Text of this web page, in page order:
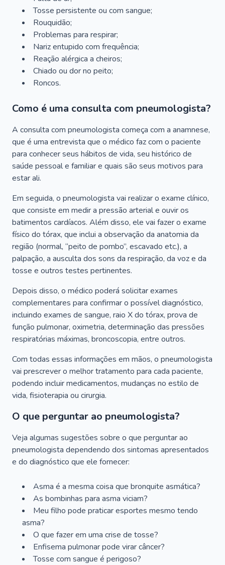
Tosse persistente ou com sangue;
Rouquidão;
Problemas para respirar;
Nariz entupido com frequência;
Reação alérgica a cheiros;
Chiado ou dor no peito;
Roncos.
Como é uma consulta com pneumologista?
A consulta com pneumologista começa com a anamnese,
que é uma entrevista que o médico faz com o paciente
para conhecer seus hábitos de vida, seu histórico de
saúde pessoal e familiar e quais são seus motivos para
estar ali.
Em seguida, o pneumologista vai realizar o exame clínico,
que consiste em medir a pressão arterial e ouvir os
batimentos cardíacos. Além disso, ele vai fazer o exame
físico do tórax, que inclui a observação da anatomia da
região (normal, “peito de pombo”, escavado etc.), a
palpação, a ausculta dos sons da respiração, da voz e da
tosse e outros testes pertinentes.
Depois disso, o médico poderá solicitar exames
complementares para confirmar o possível diagnóstico,
incluindo exames de sangue, raio X do tórax, prova de
função pulmonar, oximetria, determinação das pressões
respiratórias máximas, broncoscopia, entre outros.
Com todas essas informações em mãos, o pneumologista
vai prescrever o melhor tratamento para cada paciente,
podendo incluir medicamentos, mudanças no estilo de
vida, fisioterapia ou cirurgia.
O que perguntar ao pneumologista?
Veja algumas sugestões sobre o que perguntar ao
pneumologista dependendo dos sintomas apresentados
e do diagnóstico que ele fornecer:
Asma é a mesma coisa que bronquite asmática?
As bombinhas para asma viciam?
Meu filho pode praticar esportes mesmo tendo
asma?
O que fazer em uma crise de tosse?
Enfisema pulmonar pode virar câncer?
Tosse com sangue é perigoso?